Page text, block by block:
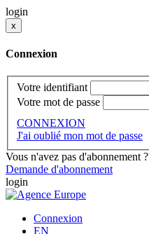
login
x
Connexion
Votre identifiant
Votre mot de passe
CONNEXION
J'ai oublié mon mot de passe
Vous n'avez pas d'abonnement ?
Demande d'abonnement
login
Connexion
EN